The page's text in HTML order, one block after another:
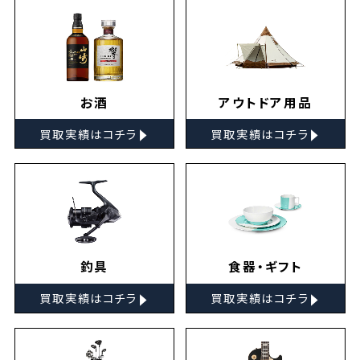
お酒
買取実績はコチラ ▸
アウトドア用品
買取実績はコチラ ▸
釣具
買取実績はコチラ ▸
食器・ギフト
買取実績はコチラ ▸